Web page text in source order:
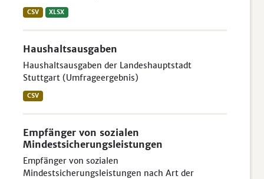
CSV XLSX
Haushaltsausgaben
Haushaltsausgaben der Landeshauptstadt
Stuttgart (Umfrageergebnis)
CSV
Empfänger von sozialen
Mindestsicherungsleistungen
Empfänger von sozialen
Mindestsicherungsleistungen nach Art der